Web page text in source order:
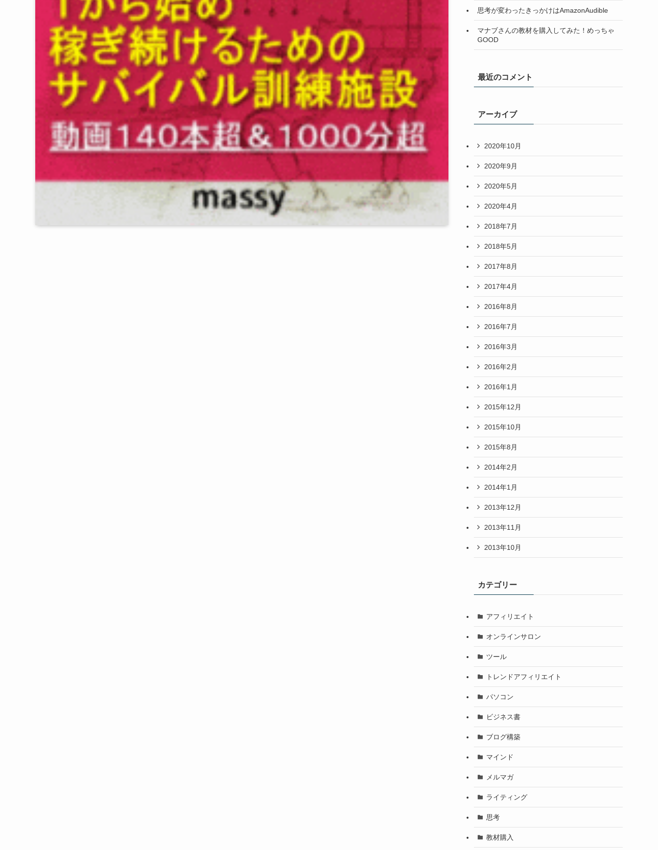
思考が変わったきっかけはAmazonAudible
マナブさんの教材を購入してみた！めっちゃ
GOOD
最近のコメント
アーカイブ
2020年10月
2020年9月
2020年5月
2020年4月
2018年7月
2018年5月
2017年8月
2017年4月
2016年8月
2016年7月
2016年3月
2016年2月
2016年1月
2015年12月
2015年10月
2015年8月
2014年2月
2014年1月
2013年12月
2013年11月
2013年10月
カテゴリー
アフィリエイト
オンラインサロン
ツール
トレンドアフィリエイト
パソコン
ビジネス書
ブログ構築
マインド
メルマガ
ライティング
思考
教材購入